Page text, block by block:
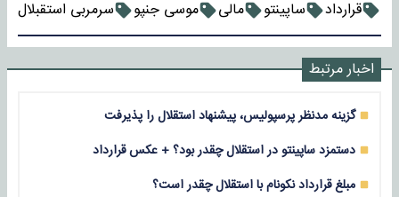
قرارداد ساپینتو مالی موسی جنپو سرمربی استقبلال
اخبار مرتبط
گزینه مدنظر پرسپولیس، پیشنهاد استقلال را پذیرفت
دستمزد ساپینتو در استقلال چقدر بود؟ + عکس قرارداد
مبلغ قرارداد نکونام با استقلال چقدر است؟